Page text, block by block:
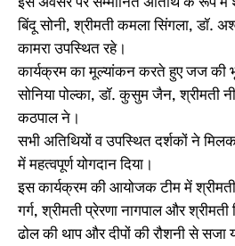
इस अवसर पर सम्मानित अतिथि के रूप में
बिंदू सोनी, श्रीमती कमला सिंगला, डॉ.
कामरा उपस्थित रहे।
कार्यक्रम का मूल्यांकन करते हुए जज की
सोनिया पोल्का, डॉ. कुसुम जैन, श्रीमती
कठपाल ने।
सभी अतिथियों व उपस्थित दर्शकों ने
में महत्वपूर्ण योगदान दिया।
इस कार्यक्रम की आयोजक टीम में श्रीमती
गर्ग, श्रीमती प्रेरणा नागपाल और श्रीमती
ढोल की थाप और दीपों की रौशनी से